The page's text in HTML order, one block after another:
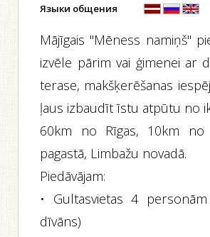
Языки общения
Mājīgais "Mēness namiņš"
izvēle pārim vai ģimenei ar
terase, makšķerēšanas
ļaus izbaudīt īstu atpūtu no
60km no Rīgas, 10km no
pagastā, Limbažu novadā.
Piedāvājam:
• Gultasvietas 4
dīvāns)